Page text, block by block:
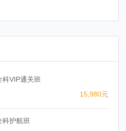
科VIP通关班
15,980元
科护航班